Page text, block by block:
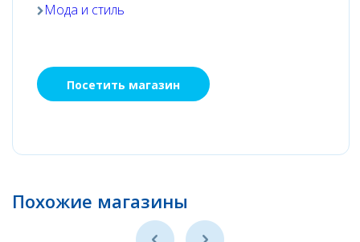
Мода и стиль
Посетить магазин
Похожие магазины